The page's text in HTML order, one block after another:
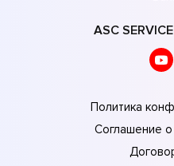
ASC
Политика
Соглашение